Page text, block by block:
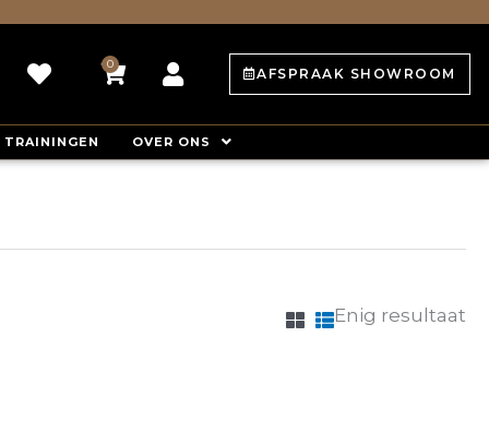
0
Winkelwagen AFSPRAAK SHOWROOM
TRAININGEN OVER ONS
Enig resultaat